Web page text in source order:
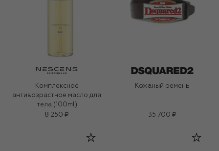
Комплексное
антивозрастное масло для
тела (100ml)
8 250 ₽
Кожаный ремень
35 700 ₽